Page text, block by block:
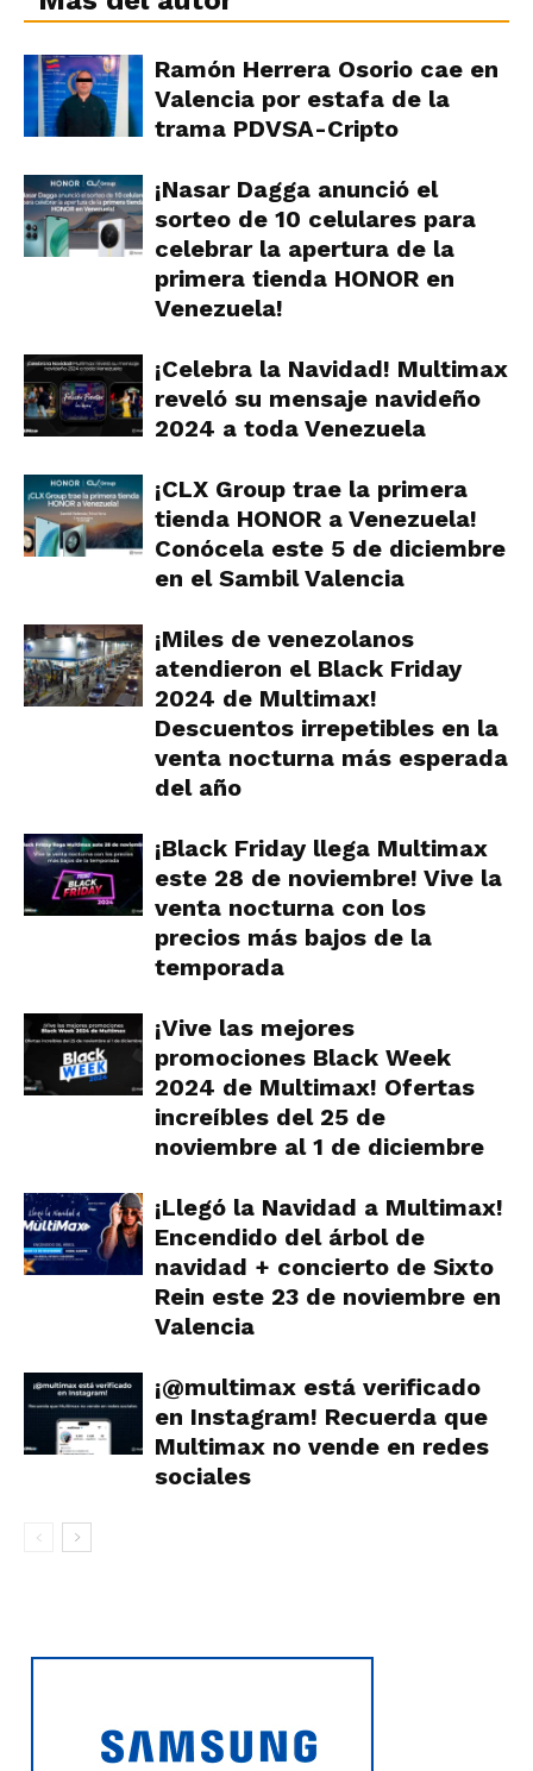
Ramón Herrera Osorio cae en
Valencia por estafa de la
trama PDVSA-Cripto
¡Nasar Dagga anunció el
sorteo de 10 celulares para
celebrar la apertura de la
primera tienda HONOR en
Venezuela!
¡Celebra la Navidad! Multimax
reveló su mensaje navideño
2024 a toda Venezuela
¡CLX Group trae la primera
tienda HONOR a Venezuela!
Conócela este 5 de diciembre
en el Sambil Valencia
¡Miles de venezolanos
atendieron el Black Friday
2024 de Multimax!
Descuentos irrepetibles en la
venta nocturna más esperada
del año
¡Black Friday llega Multimax
este 28 de noviembre! Vive la
venta nocturna con los
precios más bajos de la
temporada
¡Vive las mejores
promociones Black Week
2024 de Multimax! Ofertas
increíbles del 25 de
noviembre al 1 de diciembre
¡Llegó la Navidad a Multimax!
Encendido del árbol de
navidad + concierto de Sixto
Rein este 23 de noviembre en
Valencia
¡@multimax está verificado
en Instagram! Recuerda que
Multimax no vende en redes
sociales